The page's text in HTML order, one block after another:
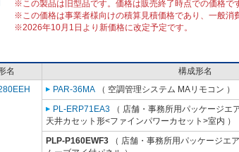
※この製品は旧型品です。価格は販売終了時点での価格で
※この価格は事業者様向けの積算見積価格であり、一般消
※2026年10月1日より新価格に改定予定です。
名 構成形名
PAR-36MA （ 空調管理システム MAリモコン ）
PL-ERP71EA3 （ 店舗・事務所用パッケージエ
天井カセット形<ファインパワーカセット>室内 ）
PLP-P160EWF3 （ 店舗・事務所用パッケージエ